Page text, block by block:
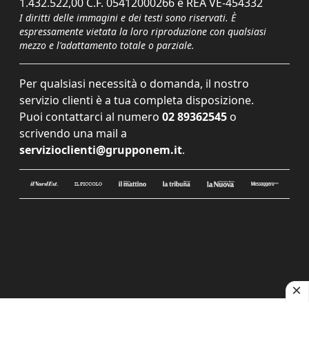
I diritti delle immagini e dei testi sono riservati. È
espressamente vietata la loro riproduzione con qualsiasi
mezzo e l'adattamento totale o parziale.
Per qualsiasi necessità o domanda, il nostro
servizio clienti è a tua completa disposizione.
Puoi contattarci al numero 02 89362545 o
scrivendo una mail a
servizioclienti@grupponem.it.